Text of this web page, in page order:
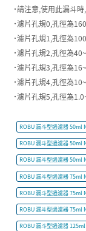
˙請注意,使用此漏斗
˙濾片孔規0,孔徑為
˙濾片孔規1,孔徑為
˙濾片孔規2,孔徑為
˙濾片孔規3,孔徑為
˙濾片孔規4,孔徑為
˙濾片孔規5,孔徑為
ROBU 漏斗型過濾器 50ml
ROBU 漏斗型過濾器 50ml
ROBU 漏斗型過濾器 50ml
ROBU 漏斗型過濾器 75ml
ROBU 漏斗型過濾器 75ml
ROBU 漏斗型過濾器 75ml
ROBU 漏斗型過濾器